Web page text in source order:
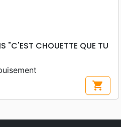
"C'EST CHOUETTE QUE TU
shopping_cart